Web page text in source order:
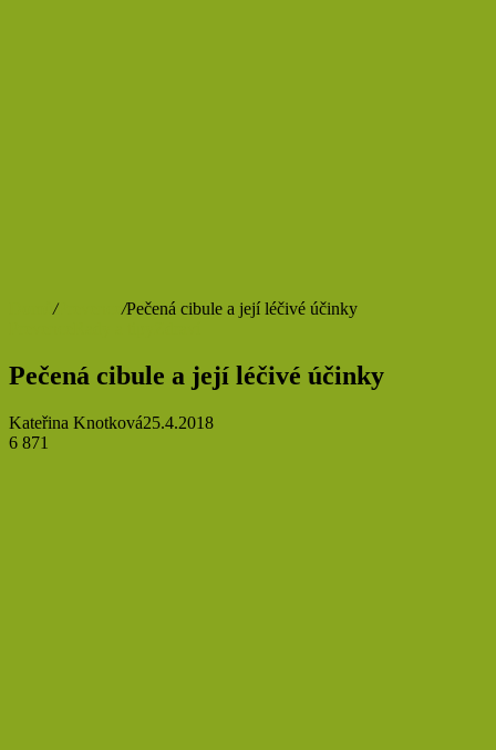
/Prevence /Pečená cibule a její léčivé účinky
Pečená cibule a její léčivé účinky
Kateřina Knotková25.4.2018
6 871